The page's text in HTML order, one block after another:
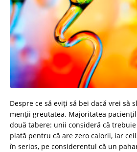
Despre ce să eviţi să bei dacă vrei să
menţii greutatea. Majoritatea
două tabere: unii consideră că
plată pentru că are zero calorii, iar
în serios, pe considerentul că un